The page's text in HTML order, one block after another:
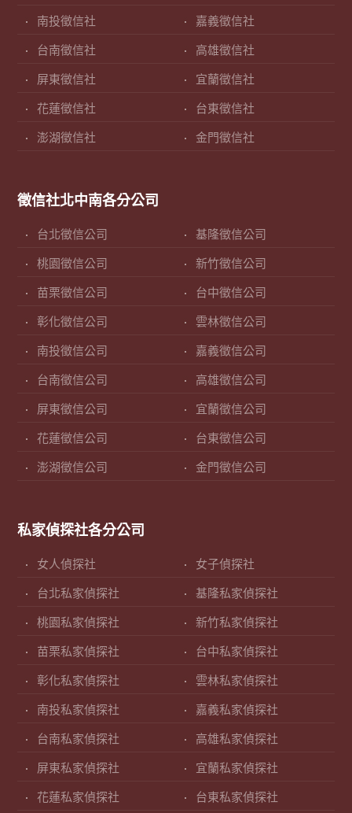
南投徵信社 嘉義徵信社
台南徵信社 高雄徵信社
屏東徵信社 宜蘭徵信社
花蓮徵信社 台東徵信社
澎湖徵信社 金門徵信社
徵信社北中南各分公司
台北徵信公司 基隆徵信公司
桃園徵信公司 新竹徵信公司
苗栗徵信公司 台中徵信公司
彰化徵信公司 雲林徵信公司
南投徵信公司 嘉義徵信公司
台南徵信公司 高雄徵信公司
屏東徵信公司 宜蘭徵信公司
花蓮徵信公司 台東徵信公司
澎湖徵信公司 金門徵信公司
私家偵探社各分公司
女人偵探社 女子偵探社
台北私家偵探社 基隆私家偵探社
桃園私家偵探社 新竹私家偵探社
苗栗私家偵探社 台中私家偵探社
彰化私家偵探社 雲林私家偵探社
南投私家偵探社 嘉義私家偵探社
台南私家偵探社 高雄私家偵探社
屏東私家偵探社 宜蘭私家偵探社
花蓮私家偵探社 台東私家偵探社